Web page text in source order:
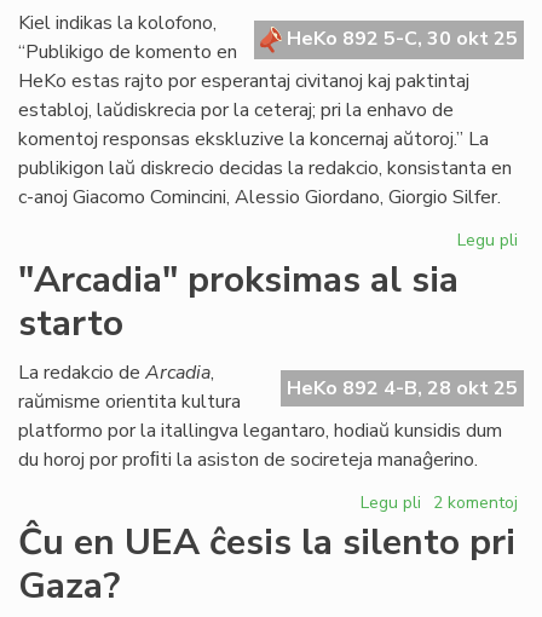
al
bankroto
HeKo 892 5-C, 30 okt 25
Kiel indikas la kolofono,
“Publikigo de komento en
HeKo estas rajto por esperantaj civitanoj kaj paktintaj
establoj, laŭdiskrecia por la ceteraj; pri la enhavo de
komentoj responsas ekskluzive la koncernaj aŭtoroj.” La
publikigon laŭ diskrecio decidas la redakcio, konsistanta en
c-anoj Giacomo Comincini, Alessio Giordano, Giorgio Silfer.
Legu pli
pri
"Arcadia" proksimas al sia
starto
HeKo 892 4-B, 28 okt 25
La redakcio de Arcadia,
raŭmisme orientita kultura
platformo por la itallingva legantaro, hodiaŭ kunsidis dum
du horoj por proﬁti la asiston de socireteja manaĝerino.
Legu pli pri
"Arcadia"
proksimas
2 komentoj
Ĉu en UEA ĉesis la silento pri
Gaza?